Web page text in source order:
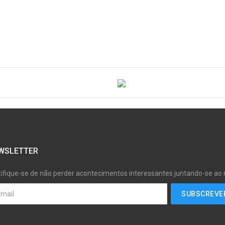
se de não perder acontecimentos interessantes juntando-se ao